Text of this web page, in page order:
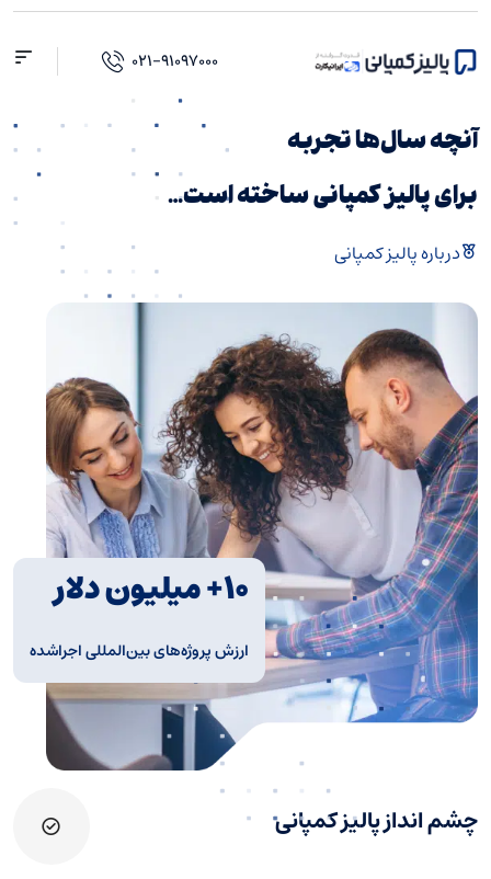
محتوا
۰۲۱-۹۱۰۹۷۰۰۰
آنچه سال‌ها تجربه
برای پالیز کمپانی ساخته است…
درباره پالیز کمپانی
چشم انداز پالیز کمپانی
۱۰+ میلیون دلار
ارزش پروژه‌های بین‌المللی اجراشده